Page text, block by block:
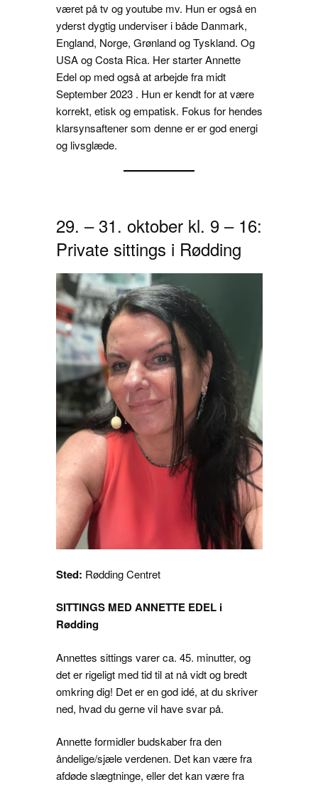
været på tv og youtube mv. Hun er også en
yderst dygtig underviser i både Danmark,
England, Norge, Grønland og Tyskland. Og
USA og Costa Rica. Her starter Annette
Edel op med også at arbejde fra midt
September 2023 . Hun er kendt for at være
korrekt, etisk og empatisk. Fokus for hendes
klarsynsaftener som denne er er god energi
og livsglæde.
29. – 31. oktober kl. 9 – 16:
Private sittings i Rødding
Sted: Rødding Centret
SITTINGS MED ANNETTE EDEL i
Rødding
Annettes sittings varer ca. 45. minutter, og
det er rigeligt med tid til at nå vidt og bredt
omkring dig! Det er en god idé, at du skriver
ned, hvad du gerne vil have svar på.
Annette formidler budskaber fra den
åndelige/sjæle verdenen. Det kan være fra
afdøde slægtninge, eller det kan være fra